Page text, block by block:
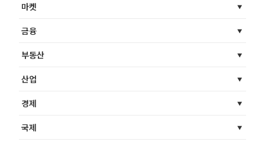
마켓
금융
부동산
산업
경제
국제